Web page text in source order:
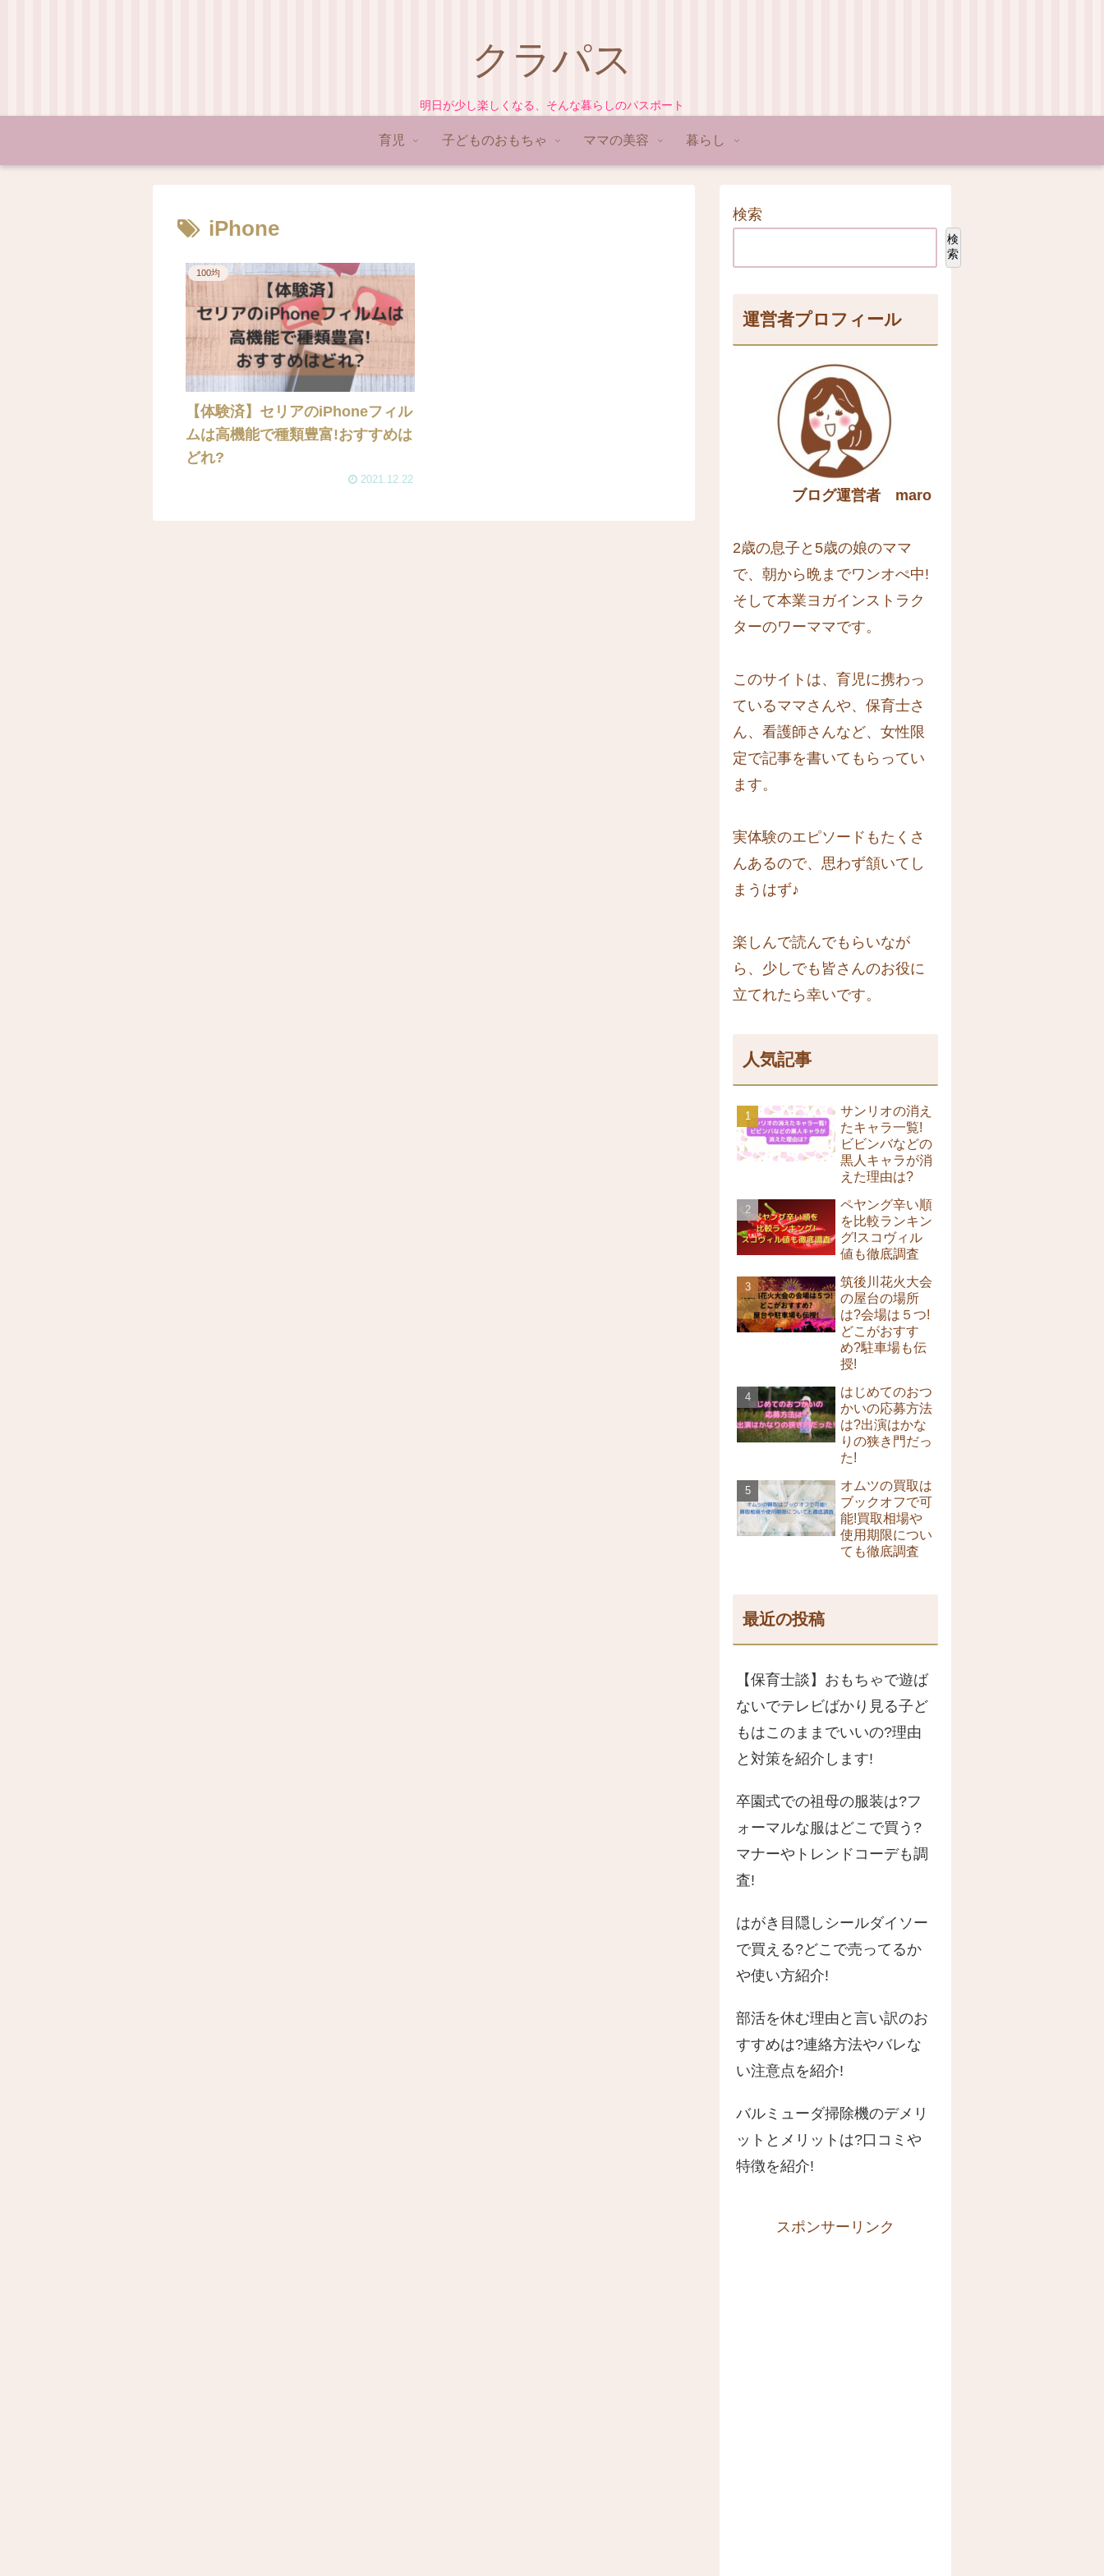
クラパス
明日が少し楽しくなる、そんな暮らしのパスポート
育児 子どものおもちゃ ママの美容 暮らし
iPhone
100均
【体験済】セリアのiPhoneフィル
ムは高機能で種類豊富!おすすめは
どれ?
2021.12.22
検索
検
索
運営者プロフィール
ブログ運営者 maro
2歳の息子と5歳の娘のママ
で、朝から晩までワンオぺ中!
そして本業ヨガインストラク
ターのワーママです。
このサイトは、育児に携わっ
ているママさんや、保育士さ
ん、看護師さんなど、女性限
定で記事を書いてもらってい
ます。
実体験のエピソードもたくさ
んあるので、思わず頷いてし
まうはず♪
楽しんで読んでもらいなが
ら、少しでも皆さんのお役に
立てれたら幸いです。
人気記事
サンリオの消え
たキャラ一覧!
ビビンバなどの
黒人キャラが消
えた理由は?
ペヤング辛い順
を比較ランキン
グ!スコヴィル
値も徹底調査
筑後川花火大会
の屋台の場所
は?会場は５つ!
どこがおすす
め?駐車場も伝
授!
はじめてのおつ
かいの応募方法
は?出演はかな
りの狭き門だっ
た!
オムツの買取は
ブックオフで可
能!買取相場や
使用期限につい
ても徹底調査
最近の投稿
【保育士談】おもちゃで遊ば
ないでテレビばかり見る子ど
もはこのままでいいの?理由
と対策を紹介します!
卒園式での祖母の服装は?フ
ォーマルな服はどこで買う?
マナーやトレンドコーデも調
査!
はがき目隠しシールダイソー
で買える?どこで売ってるか
や使い方紹介!
部活を休む理由と言い訳のお
すすめは?連絡方法やバレな
い注意点を紹介!
バルミューダ掃除機のデメリ
ットとメリットは?口コミや
特徴を紹介!
スポンサーリンク